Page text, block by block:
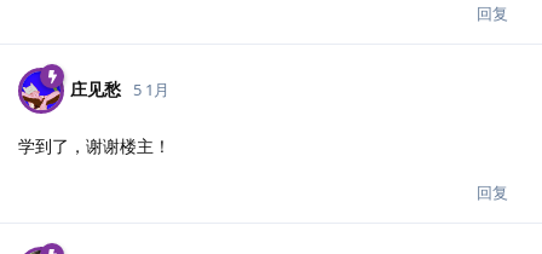
回复
庄见愁 5 1月
学到了，谢谢楼主！
回复